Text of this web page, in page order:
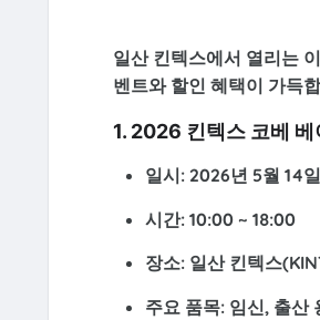
일산 킨텍스에서 열리는
벤트와 할인 혜택이 가득
1. 2026 킨텍스 코베 베
일시: 2026년 5월 14
시간: 10:00 ~ 18:00
장소: 일산 킨텍스
주요 품목: 임신, 출산